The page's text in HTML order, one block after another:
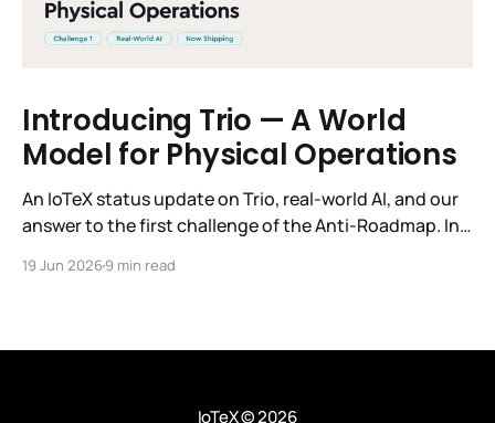
Introducing Trio — A World
Model for Physical Operations
An IoTeX status update on Trio, real-world AI, and our
answer to the first challenge of the Anti-Roadmap. In
three challenges instead of a timeline. Challenge 1 was
19 Jun 20269 min read
IoTeX© 2026